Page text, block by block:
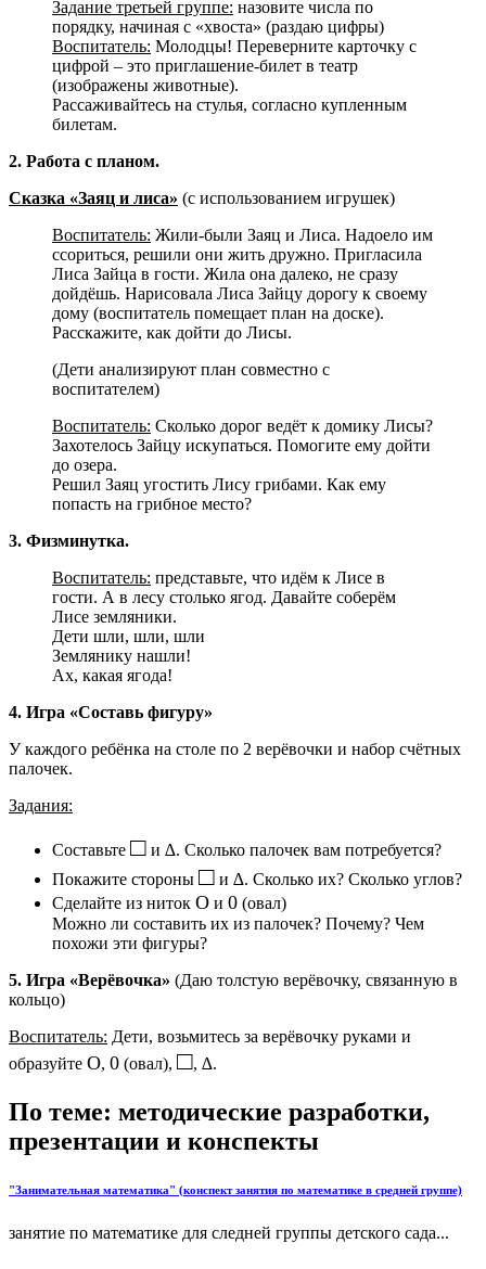
Задание третьей группе: назовите числа по
порядку, начиная с «хвоста» (раздаю цифры)
Воспитатель: Молодцы! Переверните карточку с
цифрой – это приглашение-билет в театр
(изображены животные).
Рассаживайтесь на стулья, согласно купленным
билетам.
2. Работа с планом.
Сказка «Заяц и лиса» (с использованием игрушек)
Воспитатель: Жили-были Заяц и Лиса. Надоело им
ссориться, решили они жить дружно. Пригласила
Лиса Зайца в гости. Жила она далеко, не сразу
дойдёшь. Нарисовала Лиса Зайцу дорогу к своему
дому (воспитатель помещает план на доске).
Расскажите, как дойти до Лисы.
(Дети анализируют план совместно с
воспитателем)
Воспитатель: Сколько дорог ведёт к домику Лисы?
Захотелось Зайцу искупаться. Помогите ему дойти
до озера.
Решил Заяц угостить Лису грибами. Как ему
попасть на грибное место?
3. Физминутка.
Воспитатель: представьте, что идём к Лисе в
гости. А в лесу столько ягод. Давайте соберём
Лисе земляники.
Дети шли, шли, шли
Землянику нашли!
Ах, какая ягода!
4. Игра «Составь фигуру»
У каждого ребёнка на столе по 2 верёвочки и набор счётных
палочек.
Задания:
Составьте □ и ∆. Сколько палочек вам потребуется?
Покажите стороны □ и ∆. Сколько их? Сколько углов?
Сделайте из ниток Ο и 0 (овал)
Можно ли составить их из палочек? Почему? Чем
похожи эти фигуры?
5. Игра «Верёвочка» (Даю толстую верёвочку, связанную в
кольцо)
Воспитатель: Дети, возьмитесь за верёвочку руками и
образуйте Ο, 0 (овал), □, ∆.
По теме: методические разработки,
презентации и конспекты
"Занимательная математика" (конспект занятия по математике в средней группе)
занятие по математике для следней группы детского сада...